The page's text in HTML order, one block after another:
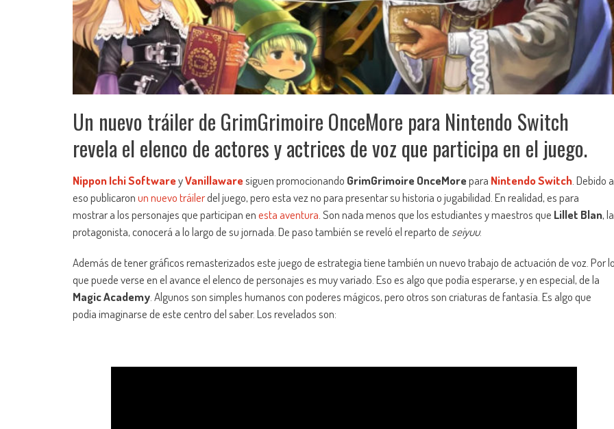
Un nuevo tráiler de GrimGrimoire OnceMore para Nintendo Switch
revela el elenco de actores y actrices de voz que participa en el juego.
Nippon Ichi SoftwareyVanillawaresiguen promocionando GrimGrimoire OnceMorepara Nintendo Switch. Debido a
eso publicaronun nuevo tráilerdel juego, pero esta vez no para presentar su historia o jugabilidad. En realidad, es para
mostrar a los personajes que participan enesta aventura. Son nada menos que los estudiantes y maestros que Lillet Blan, la
protagonista, conocerá a lo largo de su jornada. De paso también se reveló el reparto de seiyuu.
Además de tener gráficos remasterizados este juego de estrategia tiene también un nuevo trabajo de actuación de voz. Por
que puede verse en el avance el elenco de personajes es muy variado. Eso es algo que podía esperarse, y en especial, de la
Magic Academy. Algunos son simples humanos con poderes mágicos, pero otros son criaturas de fantasía. Es algo que
podía imaginarse de este centro del saber. Los revelados son: